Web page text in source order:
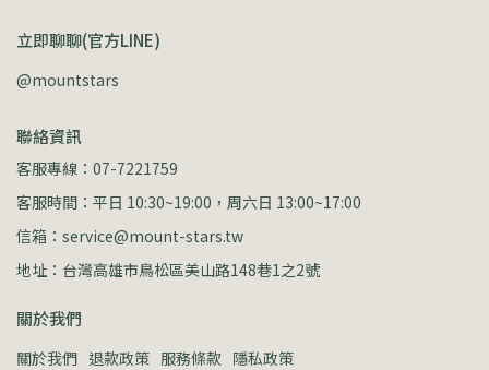
立即聊聊(官方LINE)
@mountstars
聯絡資訊
客服專線：07-7221759
客服時間：平日 10:30~19:00，周六日 13:00~17:00
信箱：service@mount-stars.tw
地址：台灣高雄市鳥松區美山路148巷1之2號
關於我們
關於我們 退款政策 服務條款 隱私政策